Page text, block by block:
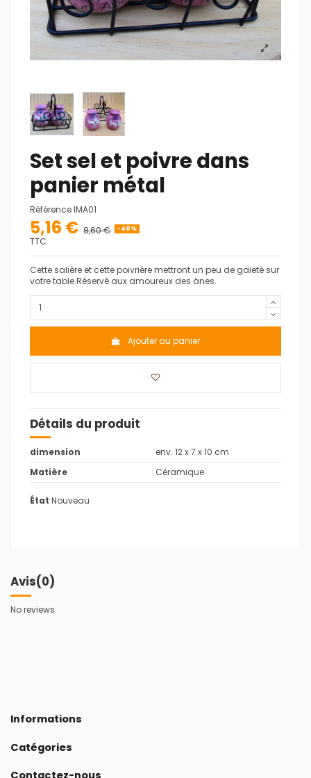
Set sel et poivre dans
panier métal
RéférenceIMA01
5,16 € 8,60 € -40%
TTC
Cette salière et cette poivrière mettront un peu de gaieté sur
votre table.Réservé aux amoureux des ânes.
Ajouter au panier
Détails du produit
dimension
env. 12 x 7 x 10 cm
Matière
Céramique
État Nouveau
Avis(0)
No reviews
Informations
Catégories